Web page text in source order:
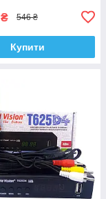
₴ 546 ₴
Купити